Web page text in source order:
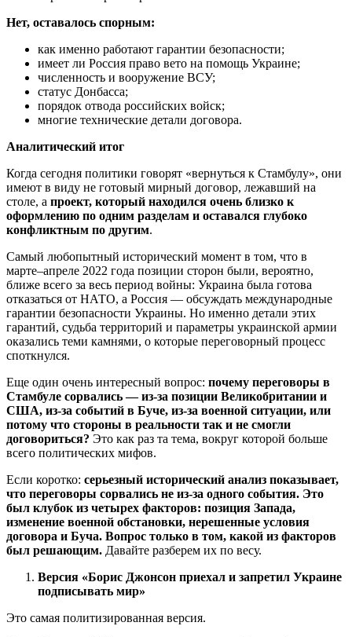
Нет, оставалось спорным:
как именно работают гарантии безопасности;
имеет ли Россия право вето на помощь Украине;
численность и вооружение ВСУ;
статус Донбасса;
порядок отвода российских войск;
многие технические детали договора.
Аналитический итог
Когда сегодня политики говорят «вернуться к Стамбулу», они
имеют в виду не готовый мирный договор, лежавший на
столе, а проект, который находился очень близко к
оформлению по одним разделам и оставался глубоко
конфликтным по другим.
Самый любопытный исторический момент в том, что в
марте–апреле 2022 года позиции сторон были, вероятно,
ближе всего за весь период войны: Украина была готова
отказаться от НАТО, а Россия — обсуждать международные
гарантии безопасности Украины. Но именно детали этих
гарантий, судьба территорий и параметры украинской армии
оказались теми камнями, о которые переговорный процесс
споткнулся.
Еще один очень интересный вопрос: почему переговоры в
Стамбуле сорвались — из-за позиции Великобритании и
США, из-за событий в Буче, из-за военной ситуации, или
потому что стороны в реальности так и не смогли
договориться? Это как раз та тема, вокруг которой больше
всего политических мифов.
Если коротко: серьезный исторический анализ показывает,
что переговоры сорвались не из-за одного события. Это
был клубок из четырех факторов: позиция Запада,
изменение военной обстановки, нерешенные условия
договора и Буча. Вопрос только в том, какой из факторов
был решающим. Давайте разберем их по весу.
Версия «Борис Джонсон приехал и запретил Украине
подписывать мир»
Это самая политизированная версия.